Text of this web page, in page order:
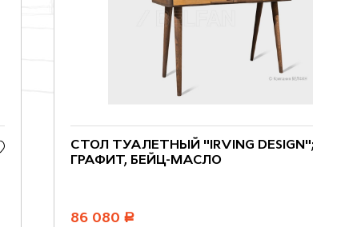
СТОЛ ТУАЛЕТНЫЙ "IRVING DESIGN";
ГРАФИТ, БЕЙЦ-МАСЛО
86 080 руб.